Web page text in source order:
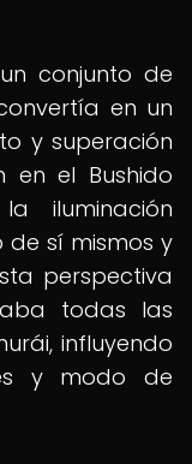
conjunto de
en un
y superación
en el Bushido
iluminación
sí mismos y
perspectiva
todas las
influyendo
y modo de